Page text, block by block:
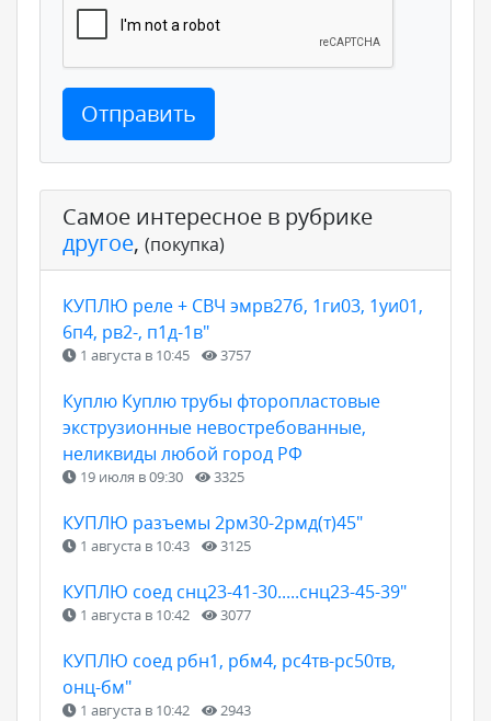
Отправить
Самое интересное в рубрике
другое, (покупка)
КУПЛЮ реле + СВЧ эмрв27б, 1ги03, 1уи01,
6п4, рв2-, п1д-1в"
1 августа в 10:45 3757
Куплю Куплю трубы фторопластовые
экструзионные невостребованные,
неликвиды любой город РФ
19 июля в 09:30 3325
КУПЛЮ разъемы 2рм30-2рмд(т)45"
1 августа в 10:43 3125
КУПЛЮ соед снц23-41-30.....снц23-45-39"
1 августа в 10:42 3077
КУПЛЮ соед рбн1, рбм4, рс4тв-рс50тв,
онц-бм"
1 августа в 10:42 2943